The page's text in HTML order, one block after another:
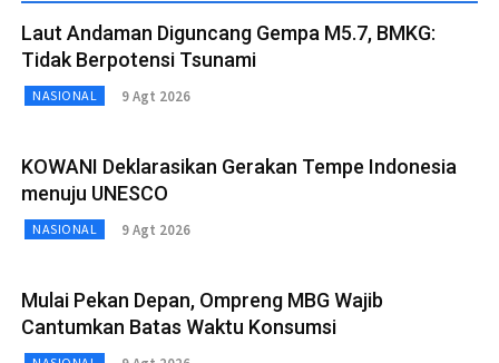
Laut Andaman Diguncang Gempa M5.7, BMKG:
Tidak Berpotensi Tsunami
NASIONAL 9 Agt 2026
KOWANI Deklarasikan Gerakan Tempe Indonesia
menuju UNESCO
NASIONAL 9 Agt 2026
Mulai Pekan Depan, Ompreng MBG Wajib
Cantumkan Batas Waktu Konsumsi